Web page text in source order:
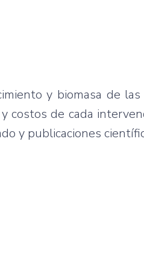
y biomasa de
costos de cada
y publicaciones